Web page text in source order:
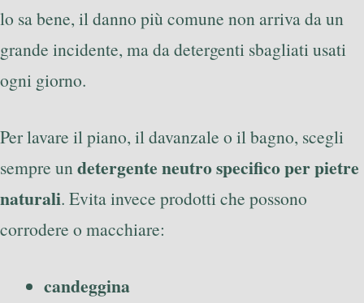
lo sa bene, il danno più comune non arriva da un
grande incidente, ma da detergenti sbagliati usati
ogni giorno.
Per lavare il piano, il davanzale o il bagno, scegli
sempre undetergente neutro specifico per pietre
naturali. Evita invece prodotti che possono
corrodere o macchiare:
candeggina